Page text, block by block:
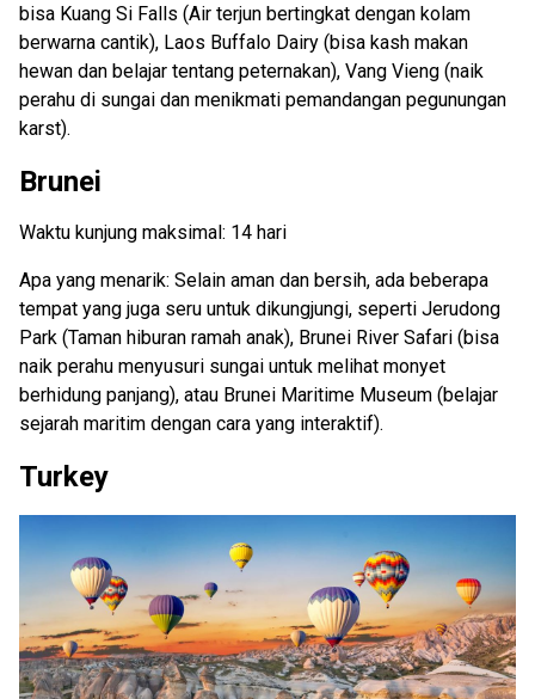
bisa Kuang Si Falls (Air terjun bertingkat dengan kolam
berwarna cantik), Laos Buffalo Dairy (bisa kash makan
hewan dan belajar tentang peternakan), Vang Vieng (naik
perahu di sungai dan menikmati pemandangan pegunungan
karst).
Brunei
Waktu kunjung maksimal: 14 hari
Apa yang menarik: Selain aman dan bersih, ada beberapa
tempat yang juga seru untuk dikungjungi, seperti Jerudong
Park (Taman hiburan ramah anak), Brunei River Safari (bisa
naik perahu menyusuri sungai untuk melihat monyet
berhidung panjang), atau Brunei Maritime Museum (belajar
sejarah maritim dengan cara yang interaktif).
Turkey